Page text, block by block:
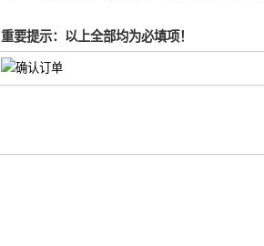
重要提示：以上全部均为必填项！